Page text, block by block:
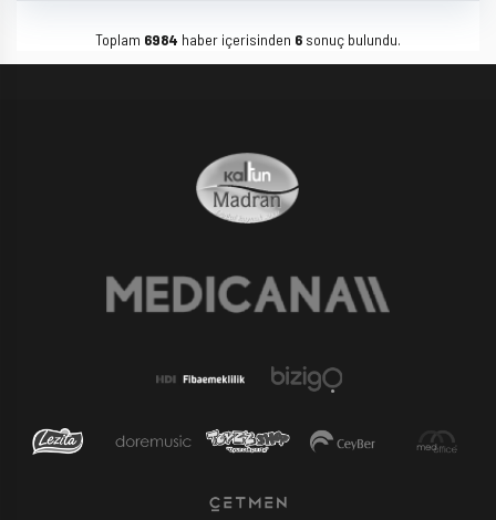
Toplam 6984 haber içerisinden 6 sonuç bulundu.